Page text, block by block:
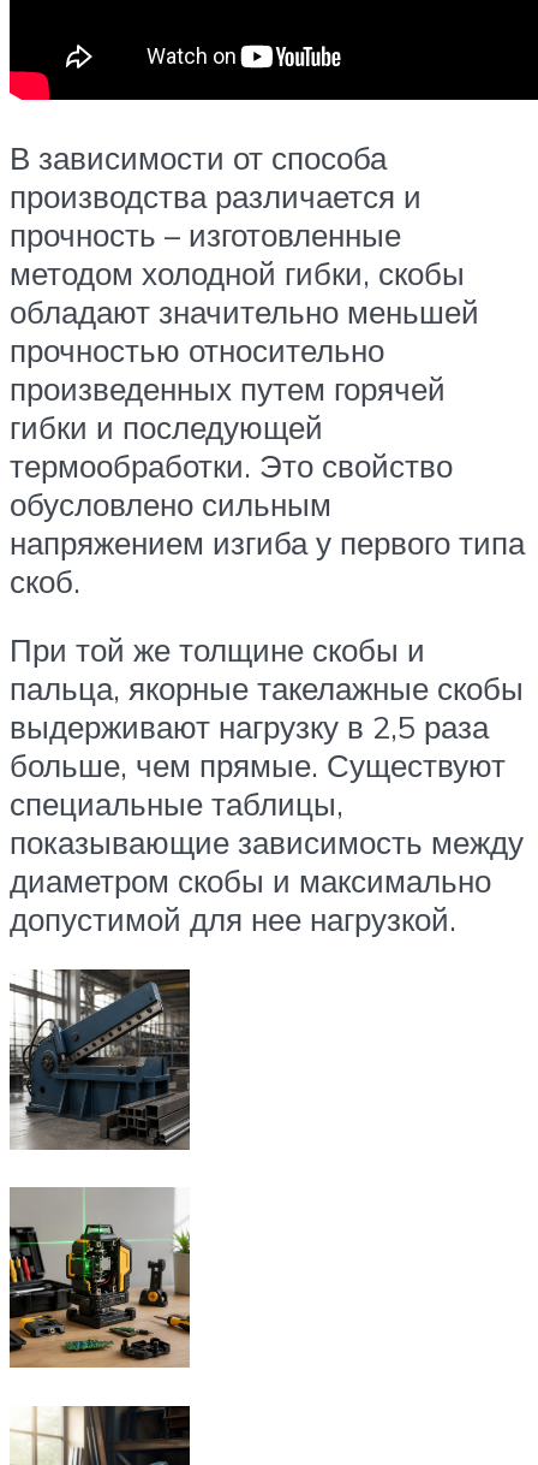
В зависимости от способа
производства различается и
прочность – изготовленные
методом холодной гибки, скобы
обладают значительно меньшей
прочностью относительно
произведенных путем горячей
гибки и последующей
термообработки. Это свойство
обусловлено сильным
напряжением изгиба у первого типа
скоб.
При той же толщине скобы и
пальца, якорные такелажные скобы
выдерживают нагрузку в 2,5 раза
больше, чем прямые. Существуют
специальные таблицы,
показывающие зависимость между
диаметром скобы и максимально
допустимой для нее нагрузкой.